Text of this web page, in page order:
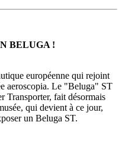
BELUGA !
européenne qui rejoint
aeroscopia. Le "Beluga" ST
Transporter, fait désormais
qui devient à ce jour,
un Beluga ST.